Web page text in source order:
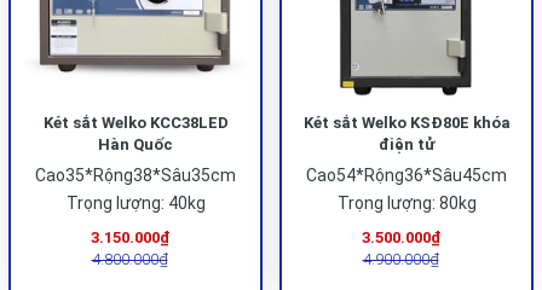
Két sắt Welko KCC38LED
Hàn Quốc
Cao35*Rộng38*Sâu35cm
Trọng lượng: 40kg
3.150.000₫
4.800.000₫
Két sắt Welko KSĐ80E khóa
điện tử
Cao54*Rộng36*Sâu45cm
Trọng lượng: 80kg
3.500.000₫
4.900.000₫